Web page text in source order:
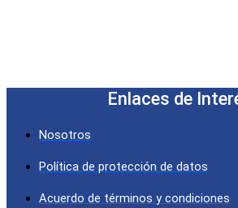
Enlaces de
Nosotros
Política de protección de datos
Acuerdo de términos y condiciones